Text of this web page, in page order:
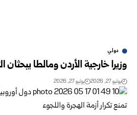
دولي
وزيرا خارجية الأردن ومالطا يبحثان
يوليو 27, 2026 يوليو 27, 2026